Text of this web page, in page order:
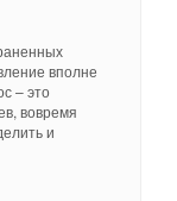
вполне
– это
вовремя
и